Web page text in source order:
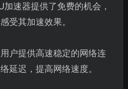
加速器提供了免费的机会，
受其加速效果。
户提供高速稳定的网络连
延迟，提高网络速度。